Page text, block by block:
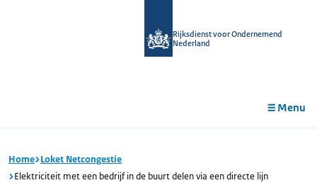
Rijksdienst voor Ondernemend
Nederland
Menu
Home Loket Netcongestie
Elektriciteit met een bedrijf in de buurt delen via een directe lijn